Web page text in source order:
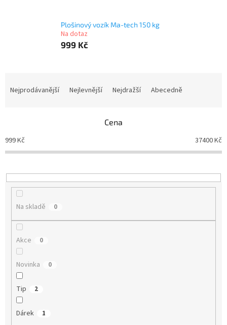
Plošinový vozík Ma-tech 150 kg
Na dotaz
999 Kč
p
r
d
Nejprodávanější Nejlevnější Nejdražší Abecedně
Cena
999Kč 37400Kč
Na skladě 0
Akce 0
Novinka 0
Tip 2
Dárek 1